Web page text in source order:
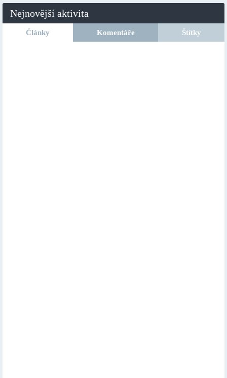
Nejnovější aktivita
Články Komentáře Štítky